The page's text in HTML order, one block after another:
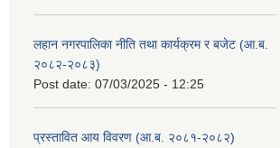
लहान नगरपालिका नीति तथा कार्यक्रम र बजेट (आ.ब.
२०८२-२०८३)
Post date: 07/03/2025 - 12:25
प्रस्तावित आय विवरण (आ.ब. २०८१-२०८२)